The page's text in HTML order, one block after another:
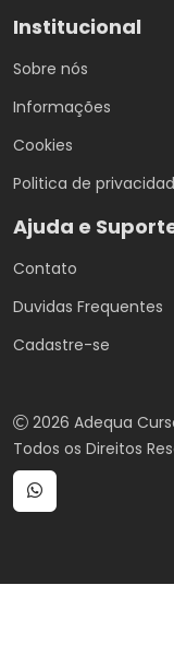
Institucional
Sobre nós
Informações
Cookies
Politica de
Ajuda e
Contato
Duvidas Frequentes
Cadastre-se
2026 Adequa
Todos os Direitos